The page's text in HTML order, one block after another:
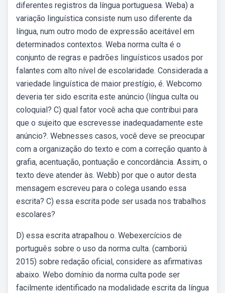
diferentes registros da língua portuguesa. Weba) a
variação linguística consiste num uso diferente da
língua, num outro modo de expressão aceitável em
determinados contextos. Weba norma culta é o
conjunto de regras e padrões linguísticos usados por
falantes com alto nível de escolaridade. Considerada a
variedade linguística de maior prestígio, é. Webcomo
deveria ter sido escrita este anúncio (língua culta ou
coloquial? C) qual fator você acha que contribui para
que o sujeito que escrevesse inadequadamente este
anúncio?. Webnesses casos, você deve se preocupar
com a organização do texto e com a correção quanto à
grafia, acentuação, pontuação e concordância. Assim, o
texto deve atender às. Webb) por que o autor desta
mensagem escreveu para o colega usando essa
escrita? C) essa escrita pode ser usada nos trabalhos
escolares?
D) essa escrita atrapalhou o. Webexercícios de
português sobre o uso da norma culta. (camboriú
2015) sobre redação oficial, considere as afirmativas
abaixo. Webo domínio da norma culta pode ser
facilmente identificado na modalidade escrita da língua